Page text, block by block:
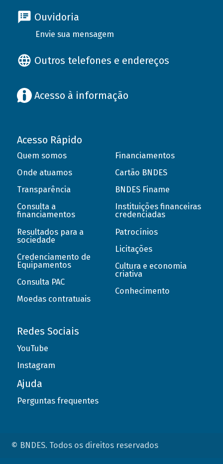
Ouvidoria
Envie sua mensagem
Outros telefones e endereços
Acesso à informação
Acesso Rápido
Quem somos
Onde atuamos
Transparência
Consulta a
financiamentos
Resultados para a
sociedade
Credenciamento de
Equipamentos
Consulta PAC
Moedas contratuais
Financiamentos
Cartão BNDES
BNDES Finame
Instituições financeiras
credenciadas
Patrocínios
Licitações
Cultura e economia
criativa
Conhecimento
Redes Sociais
YouTube
Instagram
Ajuda
Perguntas frequentes
© BNDES. Todos os direitos reservados